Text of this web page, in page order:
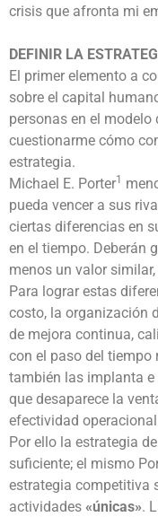
crisis que afronta mi
DEFINIR LA
El primer elemento a
sobre el capital
personas en el modelo
cuestionarme cómo
estrategia.
Michael E. Porter1
pueda vencer a sus
ciertas diferencias en
en el tiempo. Deberán
menos un valor
Para lograr estas
costo, la organización
de mejora continua,
con el paso del tiempo
también las implanta e
que desaparece la
efectividad
Por ello la estrategia
suficiente; el mismo
estrategia competitiva
actividades «únicas».